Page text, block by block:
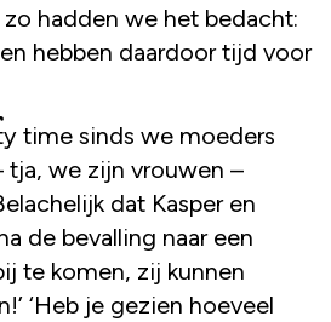
hadden we het bedacht:
hebben daardoor tijd voor
time sinds we moeders
tja, we zijn vrouwen –
dat Kasper en
de bevalling naar een
te komen, zij kunnen
‘Heb je gezien hoeveel